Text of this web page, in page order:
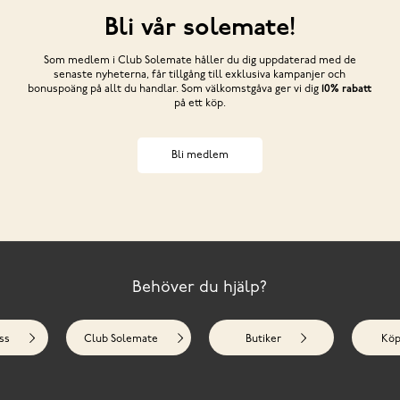
Bli vår solemate!
Som medlem i Club Solemate håller du dig uppdaterad med de
senaste nyheterna, får tillgång till exklusiva kampanjer och
bonuspoäng på allt du handlar. Som välkomstgåva ger vi dig 10% rabatt
på ett köp.
Bli medlem
Behöver du hjälp?
Club Solemate Butiker